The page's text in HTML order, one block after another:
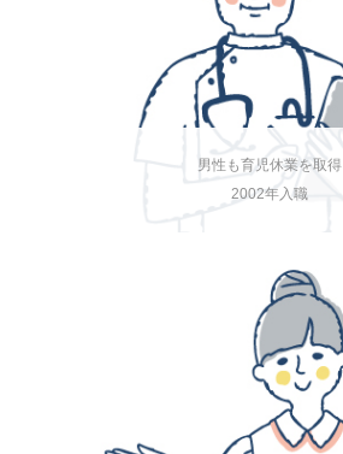
男性も育児休業を取得
2002年入職